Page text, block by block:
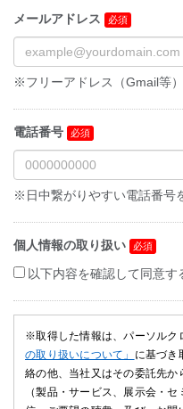
メールアドレス
※フリーアドレス（Gmail等
電話番号
※日中繋がりやすい電話番号
個人情報の取り扱い
以下内容を確認して同意す
※取得した情報は、パーソルク
の取り扱いについて」
に基づき
絡の他、当社又はその委託先
（製品・サービス、展示会・